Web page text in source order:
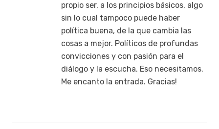
propio ser, a los principios básicos, algo
sin lo cual tampoco puede haber
política buena, de la que cambia las
cosas a mejor. Políticos de profundas
convicciones y con pasión para el
diálogo y la escucha. Eso necesitamos.
Me encanto la entrada. Gracias!